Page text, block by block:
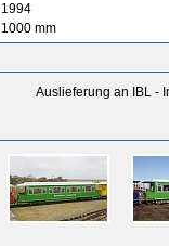
1994
1000 mm
Auslieferung an IBL -